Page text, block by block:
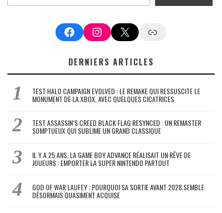
FacebookInstagram
X Google News
DERNIERS ARTICLES
TEST HALO CAMPAIGN EVOLVED : LE REMAKE QUI RESSUSCITE LE
MONUMENT DE LA XBOX, AVEC QUELQUES CICATRICES
TEST ASSASSIN’S CREED BLACK FLAG RESYNCED : UN REMASTER
SOMPTUEUX QUI SUBLIME UN GRAND CLASSIQUE
IL Y A 25 ANS, LA GAME BOY ADVANCE RÉALISAIT UN RÊVE DE
JOUEURS : EMPORTER LA SUPER NINTENDO PARTOUT
GOD OF WAR LAUFEY : POURQUOI SA SORTIE AVANT 2028 SEMBLE
DÉSORMAIS QUASIMENT ACQUISE